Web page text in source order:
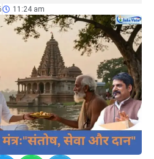
11:24 am